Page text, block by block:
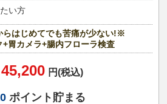
い方
はじめてでも苦痛が少ない!※
胃カメラ+腸内フローラ検査
45,200 円(税込)
ポイント貯まる